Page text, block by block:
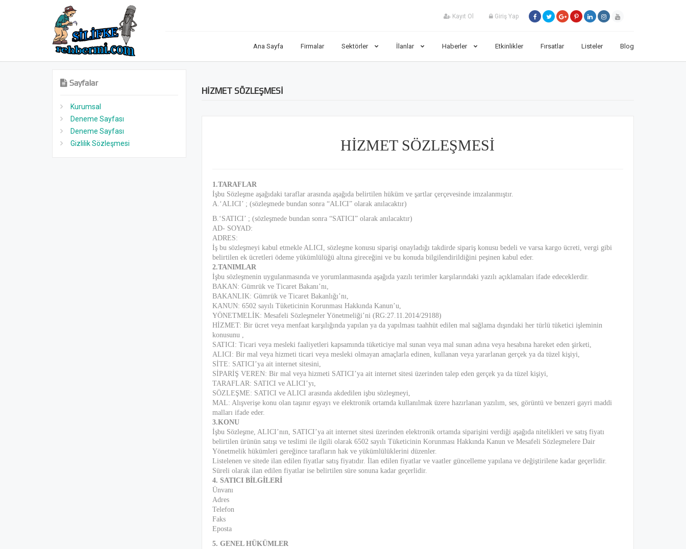
Kayıt Ol Giriş Yap
Ana Sayfa Firmalar Sektörler İlanlar Haberler Etkinlikler Fırsatlar Listeler Blog
Sayfalar
Kurumsal
Deneme Sayfası
Deneme Sayfası
Gizlilik Sözleşmesi
HİZMET SÖZLEŞMESİ
HİZMET SÖZLEŞMESİ
1.TARAFLAR
İşbu Sözleşme aşağıdaki taraflar arasında aşağıda belirtilen hüküm ve şartlar çerçevesinde imzalanmıştır.
A.‘ALICI’ ; (sözleşmede bundan sonra “ALICI” olarak anılacaktır)
B.‘SATICI’ ; (sözleşmede bundan sonra “SATICI” olarak anılacaktır)
AD- SOYAD:
ADRES:
İş bu sözleşmeyi kabul etmekle ALICI, sözleşme konusu siparişi onayladığı takdirde sipariş konusu bedeli ve varsa kargo ücreti, vergi gibi
belirtilen ek ücretleri ödeme yükümlülüğü altına gireceğini ve bu konuda bilgilendirildiğini peşinen kabul eder.
2.TANIMLAR
İşbu sözleşmenin uygulanmasında ve yorumlanmasında aşağıda yazılı terimler karşılarındaki yazılı açıklamaları ifade edeceklerdir.
BAKAN: Gümrük ve Ticaret Bakanı’nı,
BAKANLIK: Gümrük ve Ticaret Bakanlığı’nı,
KANUN: 6502 sayılı Tüketicinin Korunması Hakkında Kanun’u,
YÖNETMELİK: Mesafeli Sözleşmeler Yönetmeliği’ni (RG:27.11.2014/29188)
HİZMET: Bir ücret veya menfaat karşılığında yapılan ya da yapılması taahhüt edilen mal sağlama dışındaki her türlü tüketici işleminin
konusunu ,
SATICI: Ticari veya mesleki faaliyetleri kapsamında tüketiciye mal sunan veya mal sunan adına veya hesabına hareket eden şirketi,
ALICI: Bir mal veya hizmeti ticari veya mesleki olmayan amaçlarla edinen, kullanan veya yararlanan gerçek ya da tüzel kişiyi,
SİTE: SATICI’ya ait internet sitesini,
SİPARİŞ VEREN: Bir mal veya hizmeti SATICI’ya ait internet sitesi üzerinden talep eden gerçek ya da tüzel kişiyi,
TARAFLAR: SATICI ve ALICI’yı,
SÖZLEŞME: SATICI ve ALICI arasında akdedilen işbu sözleşmeyi,
MAL: Alışverişe konu olan taşınır eşyayı ve elektronik ortamda kullanılmak üzere hazırlanan yazılım, ses, görüntü ve benzeri gayri maddi
malları ifade eder.
3.KONU
İşbu Sözleşme, ALICI’nın, SATICI’ya ait internet sitesi üzerinden elektronik ortamda siparişini verdiği aşağıda nitelikleri ve satış fiyatı
belirtilen ürünün satışı ve teslimi ile ilgili olarak 6502 sayılı Tüketicinin Korunması Hakkında Kanun ve Mesafeli Sözleşmelere Dair
Yönetmelik hükümleri gereğince tarafların hak ve yükümlülüklerini düzenler.
Listelenen ve sitede ilan edilen fiyatlar satış fiyatıdır. İlan edilen fiyatlar ve vaatler güncelleme yapılana ve değiştirilene kadar geçerlidir.
Süreli olarak ilan edilen fiyatlar ise belirtilen süre sonuna kadar geçerlidir.
4. SATICI BİLGİLERİ
Ünvanı
Adres
Telefon
Faks
Eposta
5. GENEL HÜKÜMLER